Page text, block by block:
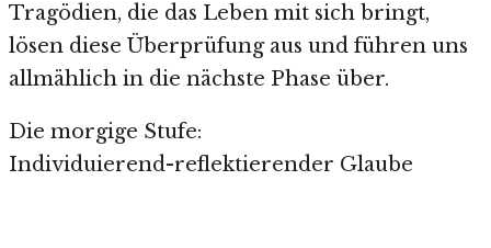
Tragödien, die das Leben mit sich bringt,
lösen diese Überprüfung aus und führen uns
allmählich in die nächste Phase über.
Die morgige Stufe:
Individuierend-reflektierender Glaube